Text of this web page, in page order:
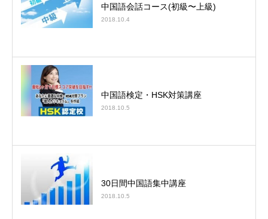
中国語会話コース(初級〜上級)
2018.10.4
中国語検定・HSK対策講座
2018.10.5
30日間中国語集中講座
2018.10.5